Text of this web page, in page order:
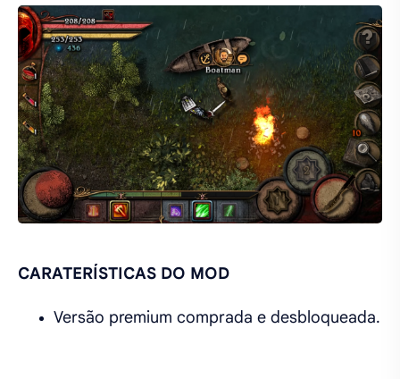
CARATERÍSTICAS DO MOD
Versão premium comprada e desbloqueada.